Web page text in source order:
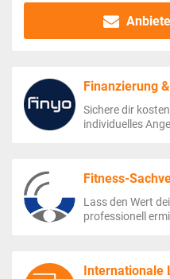
Finanzierung
Sichere dir
individuelles
Fitness-
Lass den Wert
professionell
Internationale